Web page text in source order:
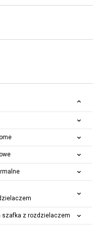
szafka z rozdzielaczem